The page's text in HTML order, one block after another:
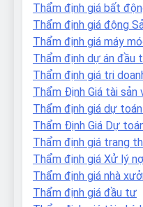
Thẩm định giá bất
Thẩm định giá động
Thẩm định giá máy
Thẩm định dự án đầu
Thẩm định giá tri
Thẩm Định Giá tài sản
Thẩm định giá dự
Thẩm Định Giá Dự
Thẩm định giá trang
Thẩm định giá Xử lý nợ
Thẩm định giá nhà
Thẩm định giá đầu tư